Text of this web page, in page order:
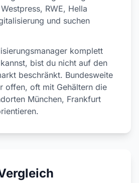
RWE, Hella
und suchen
komplett
bist du nicht auf den
beschränkt. Bundesweite
offen, oft mit Gehältern die
München, Frankfurt